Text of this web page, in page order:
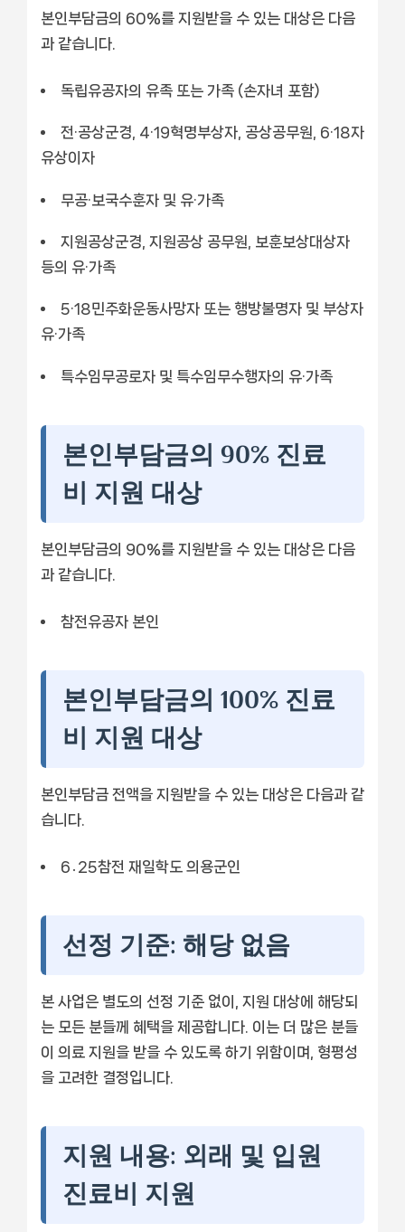
본인부담금의 60%를 지원받을 수 있는 대상은 다음
과 같습니다.
독립유공자의 유족 또는 가족 (손자녀 포함)
전·공상군경, 4·19혁명부상자, 공상공무원, 6·18자
유상이자
무공·보국수훈자 및 유·가족
지원공상군경, 지원공상 공무원, 보훈보상대상자
등의 유·가족
5·18민주화운동사망자 또는 행방불명자 및 부상자
유·가족
특수임무공로자 및 특수임무수행자의 유·가족
본인부담금의 90% 진료
비 지원 대상
본인부담금의 90%를 지원받을 수 있는 대상은 다음
과 같습니다.
참전유공자 본인
본인부담금의 100% 진료
비 지원 대상
본인부담금 전액을 지원받을 수 있는 대상은 다음과 같
습니다.
6․25참전 재일학도 의용군인
선정 기준: 해당 없음
본 사업은 별도의 선정 기준 없이, 지원 대상에 해당되
는 모든 분들께 혜택을 제공합니다. 이는 더 많은 분들
이 의료 지원을 받을 수 있도록 하기 위함이며, 형평성
을 고려한 결정입니다.
지원 내용: 외래 및 입원
진료비 지원